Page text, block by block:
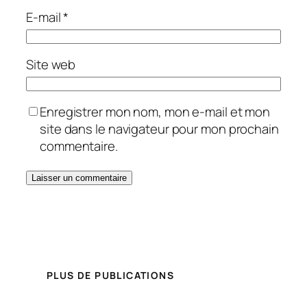
E-mail*
Site web
Enregistrer mon nom, mon e-mail et mon
site dans le navigateur pour mon prochain
commentaire.
PLUS DE PUBLICATIONS